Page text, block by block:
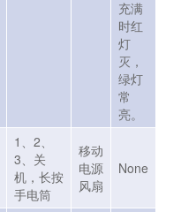
充满
时红
灯
灭，
绿灯
常
亮。
1、2、
3、关
机，长按
手电筒
移动
电源
风扇
None